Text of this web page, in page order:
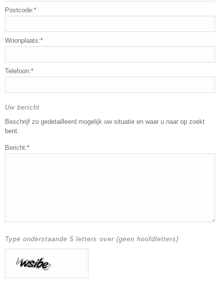
Postcode:*
Woonplaats:*
Telefoon:*
Uw bericht
Beschrijf zo gedetailleerd mogelijk uw situatie en waar u naar op zoekt
bent.
Bericht:*
Type onderstaande 5 letters over (geen hoofdletters)